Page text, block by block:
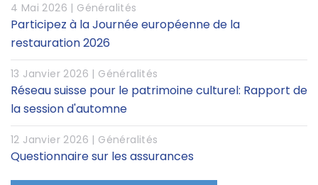
4 Mai 2026 | Généralités
Participez à la Journée européenne de la
restauration 2026
13 Janvier 2026 | Généralités
Réseau suisse pour le patrimoine culturel: Rapport de
la session d'automne
12 Janvier 2026 | Généralités
Questionnaire sur les assurances